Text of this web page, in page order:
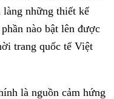
những thiết kế
nào bật lên được
trang quốc tế Việt
là nguồn cảm hứng